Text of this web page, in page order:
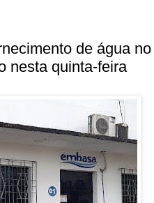
de água no
nesta quinta-feira